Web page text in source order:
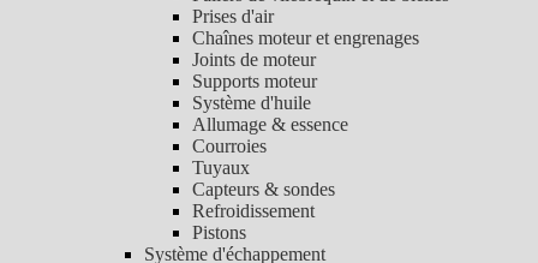
Prises d'air
Chaînes moteur et engrenages
Joints de moteur
Supports moteur
Système d'huile
Allumage & essence
Courroies
Tuyaux
Capteurs & sondes
Refroidissement
Pistons
Système d'échappement